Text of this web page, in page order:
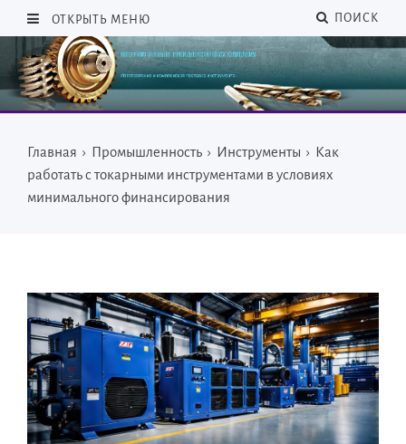
ОТКРЫТЬ МЕНЮ ПОИСК
Главная › Промышленность › Инструменты › Как
работать с токарными инструментами в условиях
минимального финансирования